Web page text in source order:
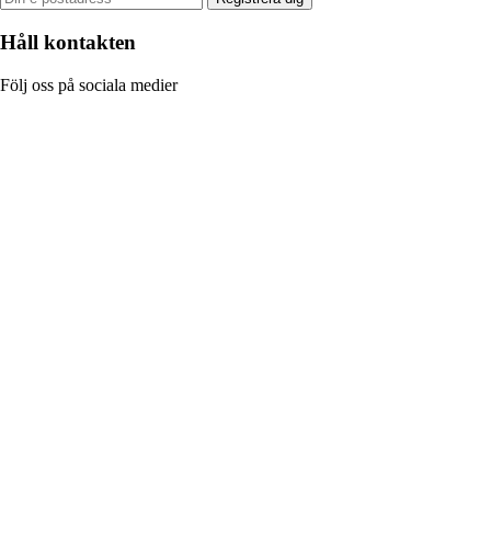
Håll kontakten
Följ oss på sociala medier